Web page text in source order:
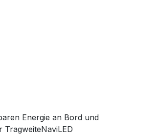
Energie an Bord und